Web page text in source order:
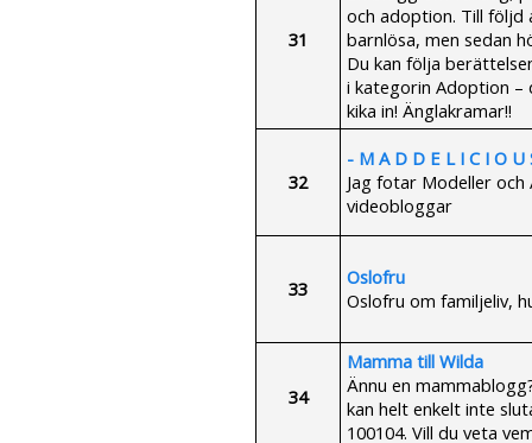
31
och adoption. Till följd
barnlösa, men sedan
Du kan följa
i kategorin Adoption –
kika in! Änglakramar!!
32
- M A D D E L I C I O U
Jag fotar Modeller
videobloggar
33
Oslofru
Oslofru om familjeliv,
34
Mamma till Wilda
Ännu en
kan helt enkelt inte
100104. Vill du veta